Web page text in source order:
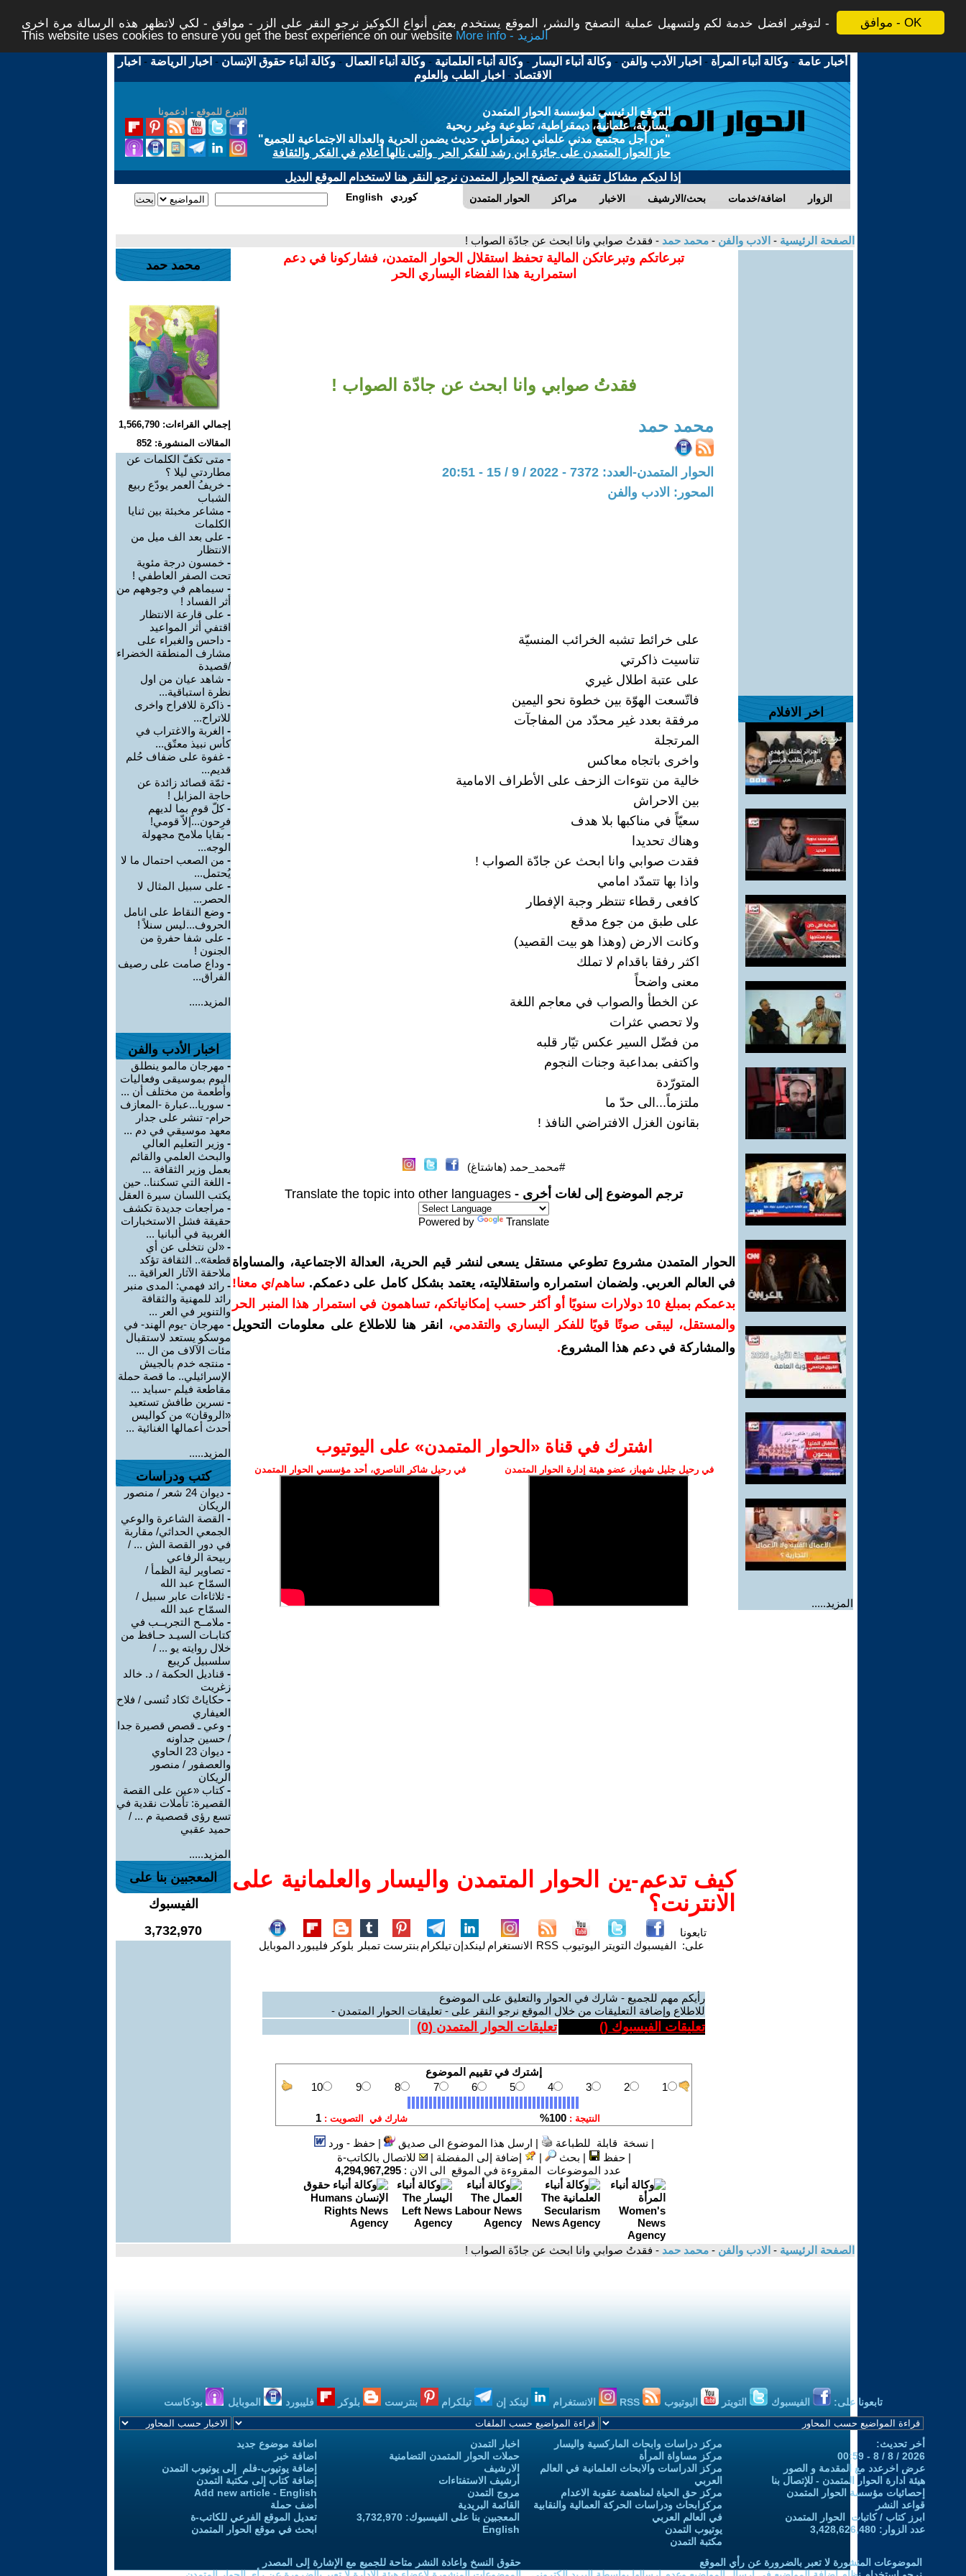
موافق - OK
لتوفير افضل خدمة لكم ولتسهيل عملية التصفح والنشر، الموقع يستخدم بعض أنواع الكوكيز نرجو النقر على الزر - موافق - لكي لاتظهر هذه الرسالة مرة اخرى -
This website uses cookies to ensure you get the best experience on our website
More info - المزيد
أخبار عامة -وكالة أنباء المرأة - اخبار الأدب والفن -وكالة أنباء اليسار -وكالة أنباء العلمانية -وكالة أنباء العمال -وكالة أنباء حقوق الإنسان - اخبار الرياضة - اخبار
الاقتصاد - اخبار الطب والعلوم
التبرع للموقع - ادعمونا
الموقع الرئيسي لمؤسسة الحوار المتمدن
يسارية، علمانية، ديمقراطية، تطوعية وغير ربحية
"من أجل مجتمع مدني علماني ديمقراطي حديث يضمن الحرية والعدالة الاجتماعية للجميع"
حاز الحوار المتمدن على جائزة ابن رشد للفكر الحر والتى نالها أعلام في الفكر والثقافة
إذا لديكم مشاكل تقنية في تصفح الحوار المتمدن نرجو النقر هنا لاستخدام الموقع البديل
الحوار المتمدن مراكز الاخبار بحث/الارشيف اضافة/خدمات الزوار English كوردي
الصفحة الرئيسية - الادب والفن - محمد حمد - فقدتُ صوابي وانا ابحث عن جادّة الصواب !
اخر الافلام
المزيد.....
تبرعاتكم وتبرعاتكن المالية تحفظ استقلال الحوار المتمدن، فشاركونا في دعم
استمرارية هذا الفضاء اليساري الحر
فقدتُ صوابي وانا ابحث عن جادّة الصواب !
محمد حمد
الحوار المتمدن-العدد: 7372 - 2022 / 9 / 15 - 20:51
المحور: الادب والفن
على خرائط تشبه الخرائب المنسيّة
تناسيت ذاكرتي
على عتبة اطلال غيري
فاتّسعت الهوّة بين خطوة نحو اليمين
مرفقة بعدد غير محدّد من المفاجآت
المرتجلة
واخرى باتجاه معاكس
خالية من نتوءات الزحف على الأطراف الامامية
بين الاحراش
سعيّاً في مناكبها بلا هدف
وهناك تحديدا
فقدت صوابي وانا ابحث عن جادّة الصواب !
واذا بها تتمدّد امامي
كافعى رقطاء تنتظر وجبة الإفطار
على طبق من جوع مدقع
وكانت الارض (وهذا هو بيت القصيد)
اكثر رفقا باقدام لا تملك
معنى واضحاً
عن الخطأ والصواب في معاجم اللغة
ولا تحصي عثرات
من فضّل السير عكس تيّار قلبه
واكتفى بمداعبة وجنات النجوم
المتورّدة
ملتزماً...الى حدّ ما
بقانون الغزل الافتراضي النافذ !
#محمد_حمد (هاشتاغ)
ترجم الموضوع إلى لغات أخرى - Translate the topic into other languages
Powered by Translate
الحوار المتمدن مشروع تطوعي مستقل يسعى لنشر قيم الحرية، العدالة الاجتماعية، والمساواة
في العالم العربي. ولضمان استمراره واستقلاليته، يعتمد بشكل كامل على دعمكم. ساهم/ي معنا!
بدعمكم بمبلغ 10 دولارات سنويًا أو أكثر حسب إمكانياتكم، تساهمون في استمرار هذا المنبر الحر
والمستقل، ليبقى صوتًا قويًا للفكر اليساري والتقدمي،
انقر هنا للاطلاع على معلومات التحويل
والمشاركة في دعم هذا المشروع.
اشترك في قناة ‫«الحوار المتمدن» على اليوتيوب
في رحيل جليل شهباز، عضو هيئة إدارة الحوار المتمدن في رحيل شاكر الناصري، أحد مؤسسي الحوار المتمدن
كيف تدعم-ين الحوار المتمدن واليسار والعلمانية على
الانترنت؟
تابعونا
على: الفيسبوك التويتر اليوتيوب RSS الانستغرام لينكدإنتيلكرام بنترست تمبلر بلوكر فليبورد الموبايل
رأيكم مهم للجميع - شارك في الحوار والتعليق على الموضوع
للاطلاع وإضافة التعليقات من خلال الموقع نرجو النقر على - تعليقات الحوار المتمدن -
تعليقات الفيسبوك () تعليقات الحوار المتمدن (0
)
| نسخة قابلة للطباعة | ارسل هذا الموضوع الى صديق |حفظ - ورد
|حفظ | بحث | إضافة إلى المفضلة |
للاتصال بالكاتب-ة
عدد الموضوعات المقروءة في الموقع الى الان : 4,294,967,295
محمد حمد
إجمالي القراءات: 1,566,790
المقالات المنشورة: 852
- متى تكفّ الكلمات عن
مطاردتي ليلا ؟
- خريفُ العمر يودّع ربيع
الشباب
- مشاعر مخبئة بين ثنايا
الكلمات
- على بعد الف ميل من
الانتظار
- خمسون درجة مئوية
تحت الصفر العاطفي !
- سيماهم في وجوههم من
أثر الفساد !
- على قارعة الانتظار
اقتفي أثر المواعيد
- داحس والغبراء على
مشارف المنطقة الخضراء
/قصيدة
- شاهد عيان من اول
نظرة استباقية...
- ذاكرة للافراح واخرى
للاتراح...
- الغربة والاغتراب في
كأس نبيذ معتّق...
- غفوة على ضفاف حُلم
قديم...
- ثمّة قصائد زائدة عن
حاجة المزابل !
-كلّ قومِِ بما لديهم
فرِحون...إلاّ قومي!
- بقايا ملامح مجهولة
الوجه...
- من الصعب احتمال ما لا
يُحتمل...
- على سبيل المثال لا
الحصر...
- وضع النقاط على انامل
الحروف...ليس سنلاً !
- على شفا حفرةِِ من
الجنون !
- وداع صامت على رصيف
الفراق...
المزيد.....
اخبار الأدب والفن
- مهرجان مالمو ينطلق
اليوم بموسيقى وفعاليات
وأطعمة من مختلف أن ...
- سوريا...عبارة -المعازف
حرام- تنشر على جدار
معهد موسيقي في دم ...
- وزير التعليم العالي
والبحث العلمي والقائم
بعمل وزير الثقافة ...
- اللغة التي تسكننا.. حين
يكتب اللسان سيرة العقل
- مراجعات جديدة تكشف
حقيقة فشل الاستخبارات
الغربية في ألبانيا ...
- «لن نتخلى عن أي
قطعة».. الثقافة تؤكد
ملاحقة الآثار العراقية ...
- رائد فهمي: المدى منبر
رائد للمهنية والثقافة
والتنوير في العر ...
- مهرجان -يوم الهند- في
موسكو يستعد لاستقبال
مئات الآلاف من ال ...
- منتجه خدم بالجيش
الإسرائيلي.. ما قصة حملة
مقاطعة فيلم -سبايد ...
- نسرين طافش تستعيد
«الروقان» من كواليس
أحدث أعمالها الغنائية ...
المزيد.....
كتب ودراسات
-
ديوان 24 شعر / منصور
الريكان
- القصة الشاعرة والوعي
الجمعي الحداثي/ مقاربة
في دور القصة الش ... /
ربيحة الرفاعي
- تصاوير لية الظمأ /
السمّاح عبد الله
- ثلاثاءات عابر سبيل /
السمّاح عبد الله
- ملامــح التجريــب في
كتابـات السيـد حـافظ من
خلال روايته يو ... /
سلسبيل كريبع
- قناديل الحكمة / د. خالد
زغريت
- حكاياتْ تَكاد تُنسى / فلاح
العيفاري
- وعي ـ قصص قصيرة جدا
/ حسين جداونه
-
ديوان 23 الحاوي
والعصفور / منصور
الريكان
-كتاب «عين على القصة
القصيرة: تأملات نقدية في
تسع رؤى قصصية م ... /
حميد عقبي
المزيد.....
المعجبين بنا على
الفيسبوك
3,732,970
الصفحة الرئيسية - الادب والفن - محمد حمد - فقدتُ صوابي وانا ابحث عن جادّة الصواب !
تابعونا على: الفيسبوك التويتر اليوتيوب الانستغرام لينكد إن تيلكرام بنترست بلوكر فليبورد الموبايل بودكاست
أخر تحديث:
2026 / 8 / 8 - 00:59
عرض اخرعدد مع المقدمة و الصور
هيئة ادارة الحوار المتمدن - للإتصال بنا
إحصائيات مؤسسة الحوار المتمدن
قواعد النشر
ابرز كتاب / كاتبات الحوار المتمدن
عدد الزوار: 3,428,626,480
مركز دراسات وابحاث الماركسية واليسار
مركز مساواة المرأة
مركز الدراسات والابحاث العلمانية في العالم
العربي
مركز حق الحياة لمناهضة عقوبة الاعدام
مركزابحاث ودراسات الحركة العمالية والنقابية
في العالم العربي
يوتيوب التمدن
مكتبة التمدن
اخبار التمدن
حملات الحوار المتمدن التضامنية
الارشيف
أرشيف الاستفتاءات
مروج التمدن
القائمة البريدية
المعجبين بنا على الفيسبوك: 3,732,970
English
اضافة موضوع جديد
اضافة خبر
إضافة يوتيوب-فلم إلى يوتيوب التمدن
إضافة كتاب إلى مكتبة التمدن
Add new article - English
أضف حملة
تعديل الموقع الفرعي للكاتب-ة
ابحث في موقع الحوار المتمدن
الموضوعات المنشورة لا تعبر بالضرورة عن رأي الموقع
حقوق النسخ واعادة النشر متاحة للجميع مع الإشارة إلى المصدر